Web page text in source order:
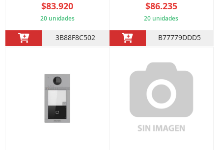
$83.920
20 unidades
3B88F8C502
$86.235
20 unidades
B77779DDD5